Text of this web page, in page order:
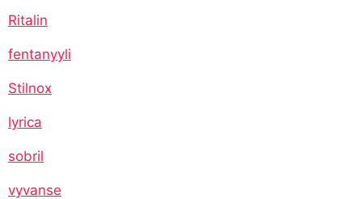
Ritalin
fentanyyli
Stilnox
lyrica
sobril
vyvanse